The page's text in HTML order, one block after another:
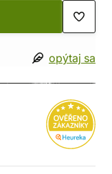
opýtaj sa